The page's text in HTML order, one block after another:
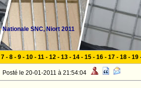
Nationale SNC, Niort 2011
7- 8- 9- 10- 11- 12- 13- 14- 15- 16- 17- 18- 19
Posté le 20-01-2011 à 21:54:04